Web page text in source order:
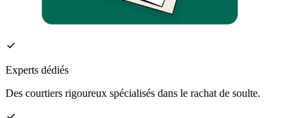
Experts dédiés
Des courtiers rigoureux spécialisés dans le rachat de soulte.